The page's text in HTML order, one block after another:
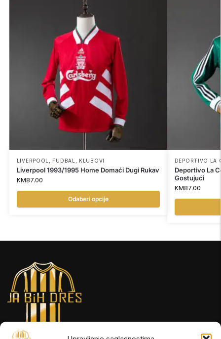
LIVERPOOL FUDBAL KLUBOVI
Liverpool 1993/1995 Home Domaći Dugi Rukav
KM87.00
Odaberi opcije
DEPORTIVO LA
Deportivo La
Gostujući
KM87.00